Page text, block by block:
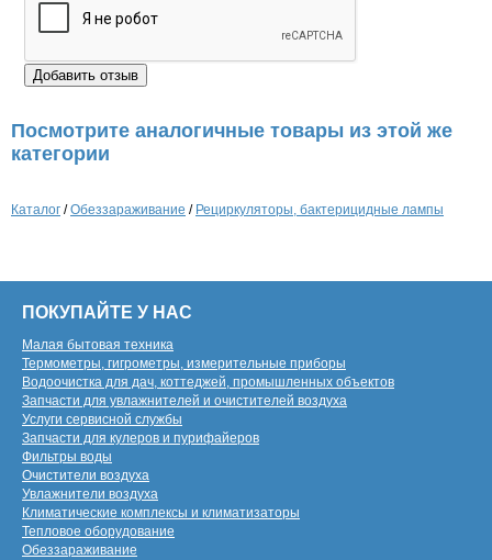
Посмотрите аналогичные товары из этой же
категории
Каталог /Обеззараживание / Рециркуляторы, бактерицидные лампы
ПОКУПАЙТЕ У НАС
Малая бытовая техника
Термометры, гигрометры, измерительные приборы
Водоочистка для дач, коттеджей, промышленных объектов
Запчасти для увлажнителей и очистителей воздуха
Услуги сервисной службы
Запчасти для кулеров и пурифайеров
Фильтры воды
Очистители воздуха
Увлажнители воздуха
Климатические комплексы и климатизаторы
Тепловое оборудование
Обеззараживание